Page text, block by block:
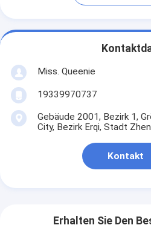
Miss. Queenie
19339970737
Gebäude 2001, Bezirk 1,
City, Bezirk Erqi, Stadt
Kontakt
Erhalten Sie Den